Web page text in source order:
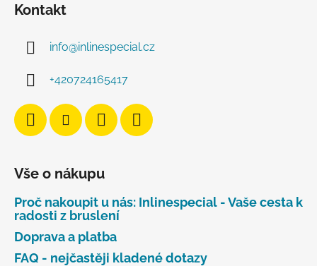
Kontakt
info@inlinespecial.cz
+420724165417
Vše o nákupu
Proč nakoupit u nás: Inlinespecial - Vaše cesta k
radosti z bruslení
Doprava a platba
FAQ - nejčastěji kladené dotazy